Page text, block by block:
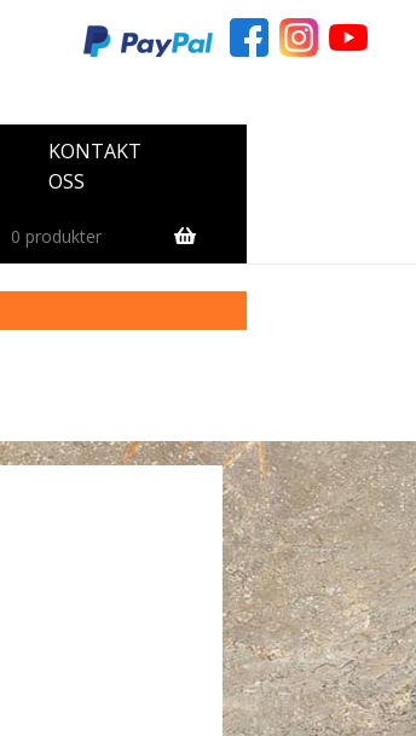
KONTAKT
OSS
0 produkter